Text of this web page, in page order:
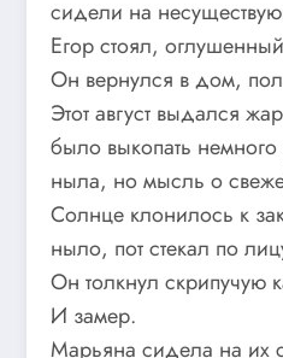
сидели на
Егор стоял,
Он вернулся в дом,
Этот август выдался
было выкопать
ныла, но мысль о
Солнце клонилось к
ныло, пот стекал по
Он толкнул скрипучую
И замер.
Марьяна сидела на их